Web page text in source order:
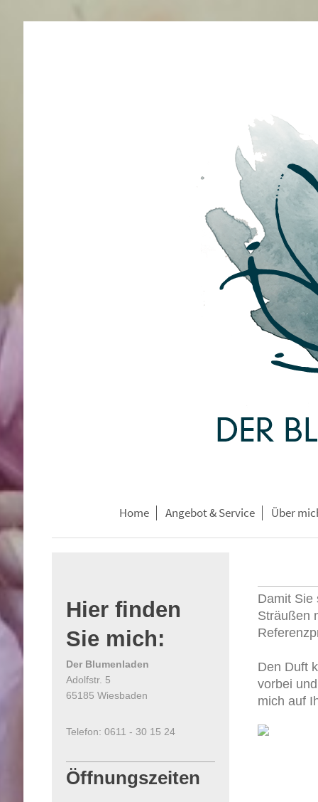
Home Angebot & Service Über
Damit Sie
Sträußen
Den Duft
vorbei
mich auf
Hier finden
Sie mich:
Der Blumenladen
Adolfstr. 5
65185 Wiesbaden
Telefon: 0611 - 30 15 24
Öffnungszeiten